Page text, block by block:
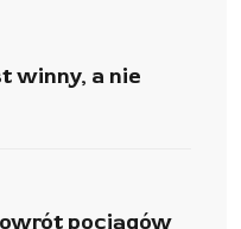
winny, a nie
pociągów